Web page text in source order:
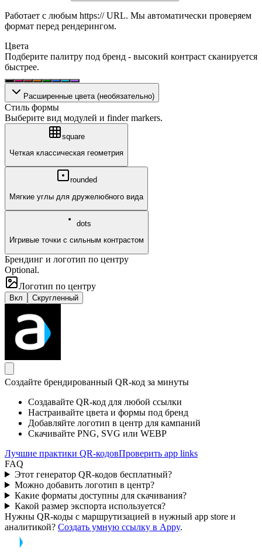
Работает с любым https:// URL. Мы автоматически проверяем
формат перед рендерингом.
Цвета
Подберите палитру под бренд - высокий контраст сканируется
быстрее.
Расширенные цвета (необязательно)
Стиль формы
Выберите вид модулей и finder markers.
square
Четкая классическая геометрия
rounded
Мягкие углы для дружелюбного вида
dots
Игривые точки с сильным контрастом
Брендинг и логотип по центру
Optional.
Логотип по центру
Вкл Скругленный
Создайте брендированный QR-код за минуты
Создавайте QR-код для любой ссылки
Настраивайте цвета и формы под бренд
Добавляйте логотип в центр для кампаний
Скачивайте PNG, SVG или WEBP
Лучшие практики QR-кодовПроверить app links
FAQ
Этот генератор QR-кодов бесплатный?
Можно добавить логотип в центр?
Какие форматы доступны для скачивания?
Какой размер экспорта используется?
Нужны QR-коды с маршрутизацией в нужный app store и
аналитикой? Создать умную ссылку в Appy.